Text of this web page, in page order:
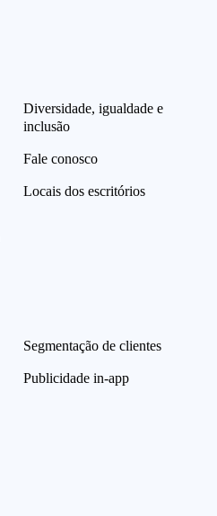
Diversidade, igualdade e
inclusão
Fale conosco
Locais dos escritórios
Segmentação de clientes
Publicidade in-app